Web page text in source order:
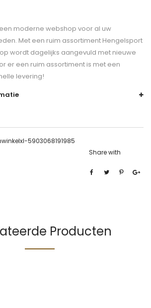
een moderne webshop voor al uw
Met een ruim assortiment Hengelsport
wordt dagelijks aangevuld met nieuwe
er een ruim assortiment is met een
levering!
5903068191985
Share with
Producten